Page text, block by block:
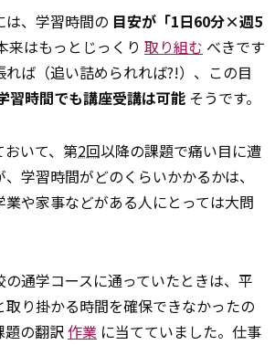
、学習時間の 目安が「1日60分×週5
来はもっとじっくり 取り組む べきです
ば（追い詰められれば?!）、この目
習時間でも講座受講は可能 そうです。
いて、第2回以降の課題で痛い目に遭
学習時間がどのくらいかかるかは、
や家事などがある人にとっては大問
通学コースに通っていたときは、平
取り掛かる時間を確保できなかったの
題の翻訳作業 に当てていました。仕事